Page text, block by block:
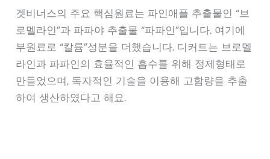
겟비너스의 주요 핵심원료는 파인애플 추출물인 “브
로멜라인”과 파파야 추출물 “파파인”입니다. 여기에
부원료로 “칼륨”성분을 더했습니다. 디커트는 브로멜
라인과 파파인의 효율적인 흡수를 위해 정제형태로
만들었으며, 독자적인 기술을 이용해 고함량을 추출
하여 생산하였다고 해요.